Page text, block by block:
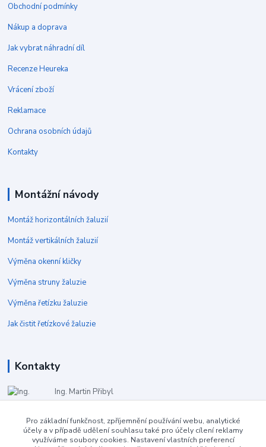
Obchodní podmínky
Nákup a doprava
Jak vybrat náhradní díl
Recenze Heureka
Vrácení zboží
Reklamace
Ochrana osobních údajů
Kontakty
Montážní návody
Montáž horizontálních žaluzií
Montáž vertikálních žaluzií
Výměna okenní kličky
Výměna struny žaluzie
Výměna řetízku žaluzie
Jak čistit řetízkové žaluzie
Kontakty
Ing. Martin Přibyl
+420 724 362 301
(Po-Pá 9:00-16:00)
info@zaluzieservis.cz
Pro základní funkčnost, zpříjemnění používání webu, analytické
účely a v případě udělení souhlasu také pro účely cílení reklamy
využíváme soubory cookies. Nastavení vlastních preferencí